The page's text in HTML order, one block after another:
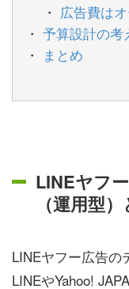
広告費は
予算設計の考
まとめ
LINEヤフ
（運用型
LINEヤフー広告の
LINEやYahoo!